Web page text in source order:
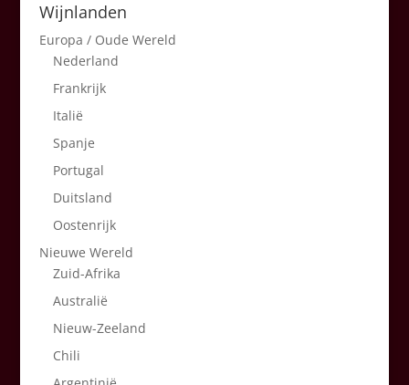
Wijnlanden
Europa / Oude Wereld
Nederland
Frankrijk
Italië
Spanje
Portugal
Duitsland
Oostenrijk
Nieuwe Wereld
Zuid-Afrika
Australië
Nieuw-Zeeland
Chili